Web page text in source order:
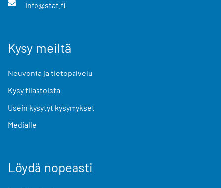
info@stat.fi
Kysy meiltä
Neuvonta ja tietopalvelu
Kysy tilastoista
Usein kysytyt kysymykset
Medialle
Löydä nopeasti